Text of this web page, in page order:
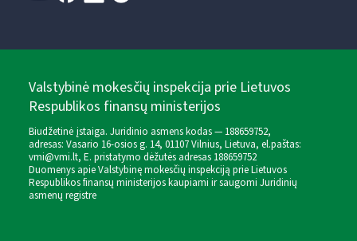
Valstybinė mokesčių inspekcija prie Lietuvos
Respublikos finansų ministerijos
Biudžetinė įstaiga. Juridinio asmens kodas — 188659752,
adresas: Vasario 16-osios g. 14, 01107 Vilnius, Lietuva, el.paštas:
vmi@vmi.lt, E. pristatymo dėžutės adresas 188659752
Duomenys apie Valstybinę mokesčių inspekciją prie Lietuvos
Respublikos finansų ministerijos kaupiami ir saugomi Juridinių
asmenų registre